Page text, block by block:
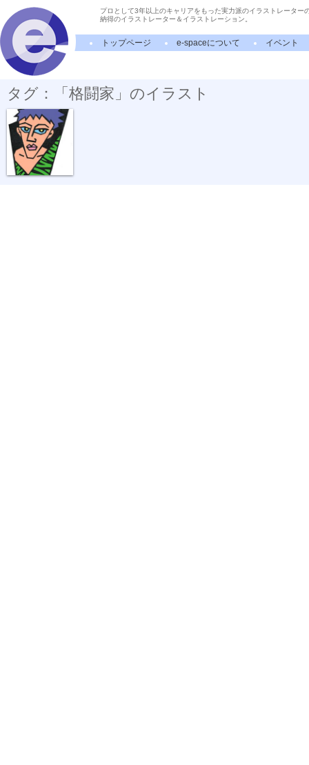
プロとして3年以上のキャリアをもった実力派のイラストレーター
納得のイラストレーター＆イラストレーション。
トップページ e-spaceについて イベント
タグ：「格闘家」のイラスト
今時の若者